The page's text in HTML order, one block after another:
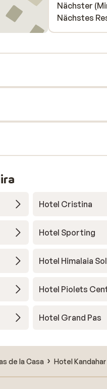
Nächster
Nächstes
Hotel Cristina
Hotel Sporting
Hotel Himalaia
Hotel Piolets
Hotel Grand Pas
de la Casa Hotel Kandahar